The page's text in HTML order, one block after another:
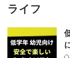
ライフ